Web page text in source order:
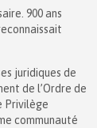
900 ans
juridiques de
de l’Ordre de
Privilège
communauté